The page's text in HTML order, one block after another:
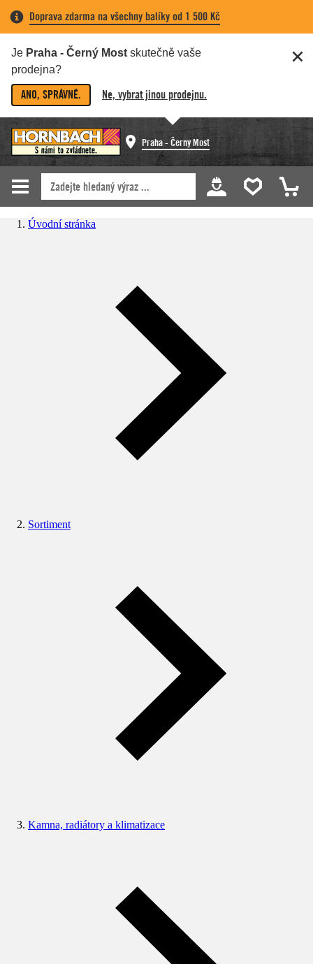
Doprava zdarma na všechny balíky od 1 500 Kč
Je Praha - Černý Most skutečně vaše
prodejna?
ANO, SPRÁVNĚ. Ne, vybrat jinou prodejnu.
Praha - Černý Most
Úvodní stránka
Sortiment
Kamna, radiátory a klimatizace